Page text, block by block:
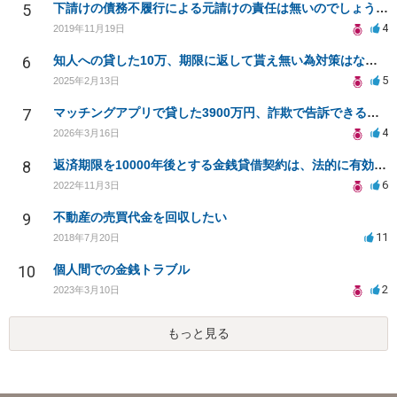
5 下請けの債務不履行による元請けの責任は無いのでしょうか？
2019年11月19日 4
6 知人への貸した10万、期限に返して貰え無い為対策はないか？多めに返すと言ってきた分も貰えるのか？
2025年2月13日 5
7 マッチングアプリで貸した3900万円、詐欺で告訴できるか？
2026年3月16日 4
8 返済期限を10000年後とする金銭貸借契約は、法的に有効となりますか？
2022年11月3日 6
9 不動産の売買代金を回収したい
2018年7月20日 11
10 個人間での金銭トラブル
2023年3月10日 2
もっと見る